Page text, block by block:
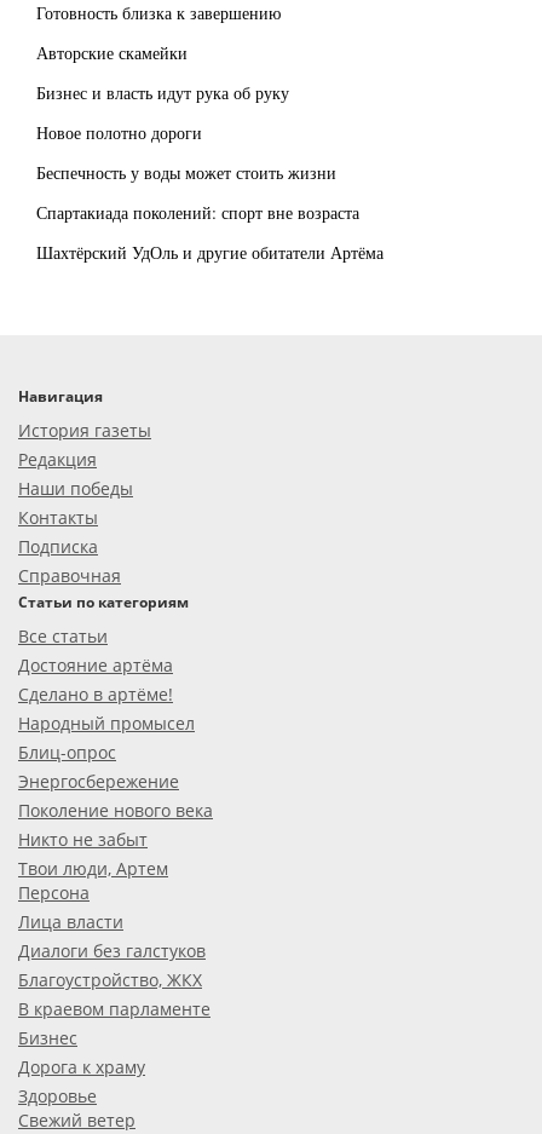
Готовность близка к завершению
Авторские скамейки
Бизнес и власть идут рука об руку
Новое полотно дороги
Беспечность у воды может стоить жизни
Спартакиада поколений: спорт вне возраста
Шахтёрский УдОль и другие обитатели Артёма
Навигация
История газеты
Редакция
Наши победы
Контакты
Подписка
Справочная
Статьи по категориям
Все статьи
Достояние артёма
Сделано в артёме!
Народный промысел
Блиц-опрос
Энергосбережение
Поколение нового века
Никто не забыт
Твои люди, Артем
Персона
Лица власти
Диалоги без галстуков
Благоустройство, ЖКХ
В краевом парламенте
Бизнес
Дорога к храму
Здоровье
Свежий ветер